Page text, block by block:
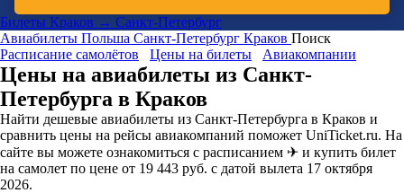
Билеты Краков → Санкт-Петербург
Авиабилеты Польша Санкт-Петербург Краков Поиск
Расписание самолётов
Цены на билеты Авиакомпании
Цены на авиабилеты из Санкт-
Петербурга в Краков
Найти дешевые авиабилеты из Санкт-Петербурга в Краков и
сравнить цены на рейсы авиакомпаний поможет UniTicket.ru. На
сайте вы можете ознакомиться с расписанием ✈ и купить билет
на самолет по цене от 19 443 руб. с датой вылета 17 октября
2026.